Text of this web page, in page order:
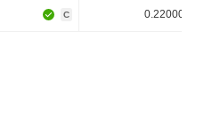
C 0.220000%